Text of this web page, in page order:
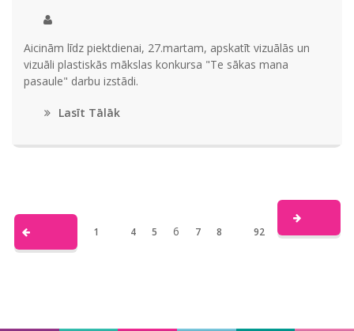
Aicinām līdz piektdienai, 27.martam, apskatīt vizuālās un
vizuāli plastiskās mākslas konkursa "Te sākas mana
pasaule" darbu izstādi.
Lasīt Tālāk
1 4 5 6 7 8 92